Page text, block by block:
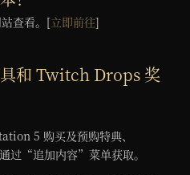
查看。[立即前往]
和 Twitch Drops 奖
5 购买及预购特典、
过“追加内容”菜单获取。